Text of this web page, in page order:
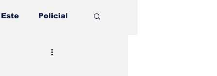
Policial
Política